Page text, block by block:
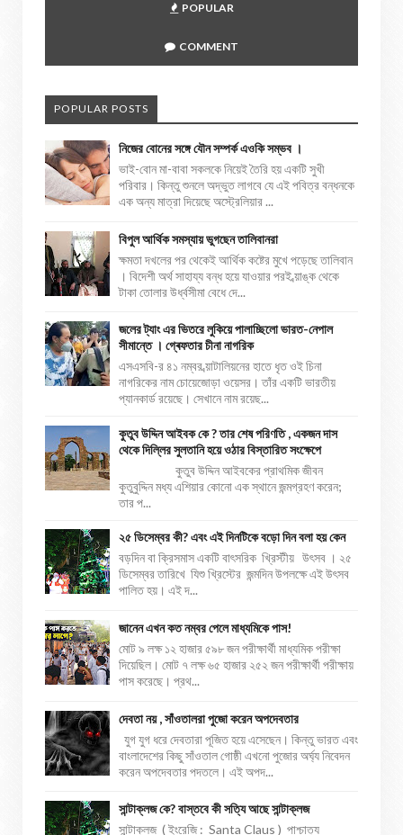
POPULAR
COMMENT
POPULAR POSTS
নিজের বোনের সঙ্গে যৌন সম্পর্ক এওকি সম্ভব ।
ভাই-বোন মা-বাবা সকলকে নিয়েই তৈরি হয় একটি সুখী
পরিবার। কিন্তু শুনলে অদ্ভুত লাগবে যে এই পবিত্র বন্ধনকে
এক অন্য মাত্রা দিয়েছে অস্ট্রেলিয়ার ...
বিপুল আর্থিক সমস্যায় ভুগছেন তালিবানরা
ক্ষমতা দখলের পর থেকেই আর্থিক কষ্টের মুখে পড়েছে তালিবান
। বিদেশী অর্থ সাহায্য বন্ধ হয়ে যাওয়ার পরই ব্য়াঙ্ক থেকে
টাকা তোলার উর্ধ্বসীমা বেধে দে...
জলের ট্যাং এর ভিতরে লুকিয়ে পালাচ্ছিলো ভারত-নেপাল
সীমান্তে । গ্ৰেফতার চীনা নাগরিক
এসএসবি-র ৪১ নম্বর ব্য়াটালিয়নের হাতে ধৃত ওই চিনা
নাগরিকের নাম চোয়েজোড়া ওয়েসর। তাঁর একটি ভারতীয়
প্যানকার্ড রয়েছে। সেখানে নাম রয়েছ...
কুতুব উদ্দিন আইবক কে ? তার শেষ পরিণতি , একজন দাস
থেকে দিল্লির সুলতানি হয়ে ওঠার বিস্তারিত সংক্ষেপে
কুতুব উদ্দিন আইবকের প্রাথমিক জীবন
কুতুবুদ্দিন মধ্য এশিয়ার কোনো এক স্থানে জন্মগ্রহণ করেন;
তার প...
২৫ ডিসেম্বর কী? এবং এই দিনটিকে বড়ো দিন বলা হয় কেন
বড়দিন বা ক্রিসমাস একটি বাৎসরিক খ্রিস্টীয় উৎসব । ২৫
ডিসেম্বর তারিখে যিশু খ্রিস্টের জন্মদিন উপলক্ষে এই উৎসব
পালিত হয়। এই দ...
জানেন এখন কত নম্বর পেলে মাধ্যমিকে পাস!
মোট ৯ লক্ষ ১২ হাজার ৫৯৮ জন পরীক্ষার্থী মাধ্যমিক পরীক্ষা
দিয়েছিল। মোট ৭ লক্ষ ৬৫ হাজার ২৫২ জন পরীক্ষার্থী পরীক্ষায়
পাস করেছে। প্রথ...
দেবতা নয় , সাঁওতালরা পুজো করেন অপদেবতার
যুগ যুগ ধরে দেবতারা পূজিত হয়ে এসেছেন। কিন্তু ভারত এবং
বাংলাদেশের কিছু সাঁওতাল গোষ্ঠী এখনো পুজোর অর্ঘ্য নিবেদন
করেন অপদেবতার পদতলে। এই অপদ...
সান্টাক্লজ কে? বাস্তবে কী সত্যি আছে সান্টাক্লজ
সান্টাক্লজ ( ইংরেজি : Santa Claus ) পাশ্চাত্য